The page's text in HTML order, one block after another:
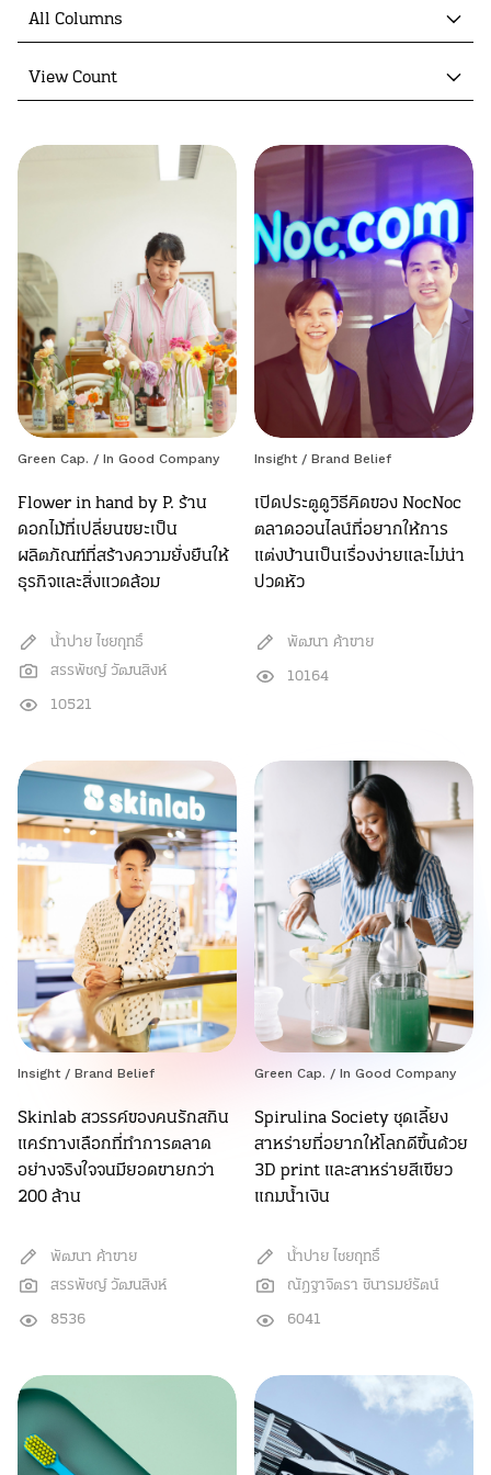
All Columns
View Count
Green Cap. / In Good Company
Flower in hand by P. ร้าน
ดอกไม้ที่เปลี่ยนขยะเป็น
ผลิตภัณฑ์ที่สร้างความยั่งยืนให้
ธุรกิจและสิ่งแวดล้อม
น้ำปาย ไชยฤทธิ์
สรรพัชญ์ วัฒนสิงห์
10521
Insight / Brand Belief
เปิดประตูดูวิธีคิดของ NocNoc
ตลาดออนไลน์ที่อยากให้การ
แต่งบ้านเป็นเรื่องง่ายและไม่น่า
ปวดหัว
พัฒนา ค้าขาย
10164
Insight / Brand Belief
Skinlab สวรรค์ของคนรักสกิน
แคร์ทางเลือกที่ทำการตลาด
อย่างจริงใจจนมียอดขายกว่า
200 ล้าน
พัฒนา ค้าขาย
สรรพัชญ์ วัฒนสิงห์
8536
Green Cap. / In Good Company
Spirulina Society ชุดเลี้ยง
สาหร่ายที่อยากให้โลกดีขึ้นด้วย
3D print และสาหร่ายสีเขียว
แกมน้ำเงิน
น้ำปาย ไชยฤทธิ์
ณัฎฐาจิตรา ชินารมย์รัตน์
6041